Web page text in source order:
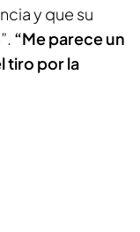
y que su
“Me parece un
tiro por la